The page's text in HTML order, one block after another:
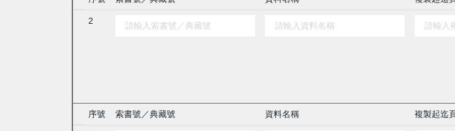
2
序號 索書號／典藏號 資料名稱 複製起迄